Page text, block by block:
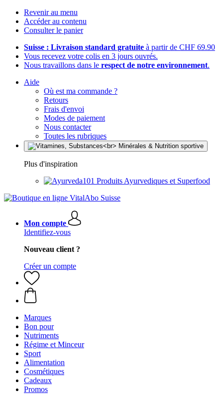
Revenir au menu
Accéder au contenu
Consulter le panier
Suisse : Livraison standard gratuite à partir de CHF 69.90
Vous recevez votre colis en 3 jours ouvrés.
Nous travaillons dans le respect de notre environnement.
Aide
Où est ma commande ?
Retours
Frais d'envoi
Modes de paiement
Nous contacter
Toutes les rubriques
Plus d'inspiration
Produits Ayurvediques et Superfood
Mon compte
Identifiez-vous
Nouveau client ?
Créer un compte
Marques
Bon pour
Nutriments
Régime et Minceur
Sport
Alimentation
Cosmétiques
Cadeaux
Promos